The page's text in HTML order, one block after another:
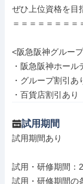
ぜひ上位資格を目
＝＝＝＝＝＝＝＝
<阪急阪神グルー
・阪急阪神ホー
・グループ割引あ
・百貨店割引あり
試用期間
試用期間あり
試用・研修期間：